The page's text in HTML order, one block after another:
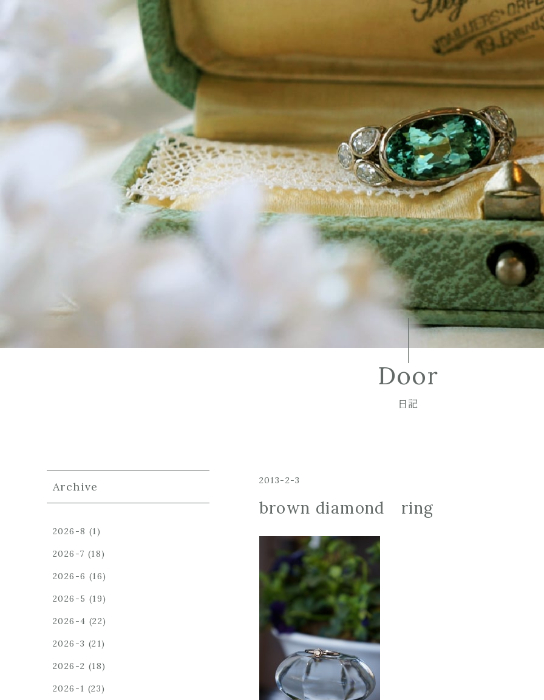
Door
日記
Archive
2026-8 (1)
2026-7 (18)
2026-6 (16)
2026-5 (19)
2026-4 (22)
2026-3 (21)
2026-2 (18)
2026-1 (23)
2013-2-3
brown diamond ring